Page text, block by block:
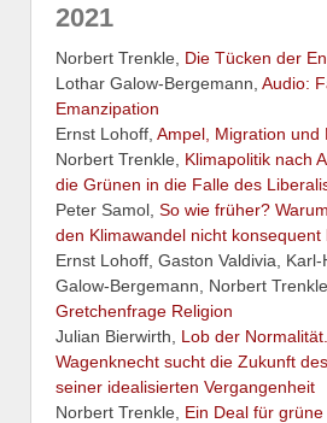
2021
Norbert Trenkle, Die Tücken der
Lothar Galow-Bergemann, Audio:
Emanzipation
Ernst Lohoff, Ampel, Migration und
Norbert Trenkle, Klimapolitik nach
die Grünen in die Falle des
Peter Samol, So wie früher?
den Klimawandel nicht
Ernst Lohoff, Gaston Valdivia,
Galow-Bergemann, Norbert
Gretchenfrage Religion
Julian Bierwirth, Lob der
Wagenknecht sucht die Zukunft
seiner idealisierten Vergangenheit
Norbert Trenkle, Ein Deal für